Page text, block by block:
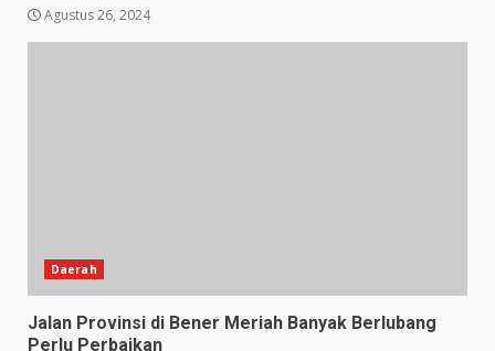
Agustus 26, 2024
Daerah
Jalan Provinsi di Bener Meriah Banyak Berlubang
Perlu Perbaikan